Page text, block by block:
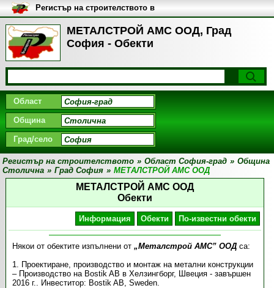
МЕТАЛСТРОЙ АМС ООД, Град
София - Обекти
Регистър на строителството в
България
Област
Община
Град/село
Регистър на строителството » Област София-град » Община
Столична » Град София » МЕТАЛСТРОЙ АМС ООД
МЕТАЛСТРОЙ АМС ООД
Обекти
Информация Обекти По-известни обекти
Някои от обектите изпълнени от „Металстрой АМС” ООД са:
1. Проектиране, производство и монтаж на метални конструкции
– Производство на Bostik AB в Хелзингборг, Швеция - завършен
2016 г.. Инвеститор: Bostik AB, Sweden.